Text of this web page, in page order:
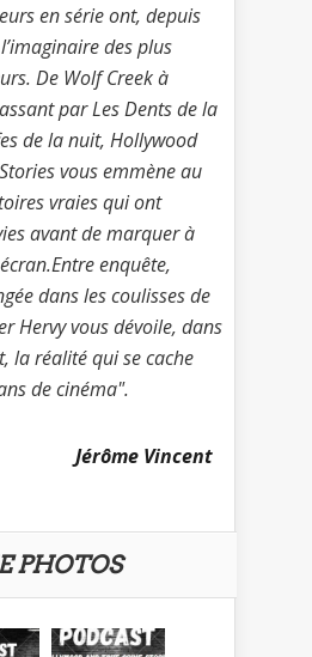
en série ont, depuis
des plus
De Wolf Creek à
par Les Dents de la
de la nuit, Hollywood
vous emmène au
vraies qui ont
avant de marquer à
enquête,
dans les coulisses de
Hervy vous dévoile, dans
la réalité qui se cache
de cinéma".
Jérôme Vincent
PHOTOS